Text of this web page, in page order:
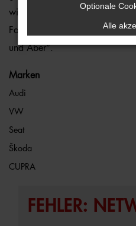
wird. Unser Credo besteht
Fahrzeuge auf die Straßen
und Aber“.
Marken
Audi
VW
Seat
Škoda
CUPRA
FEHLER:
Optionale
Alle